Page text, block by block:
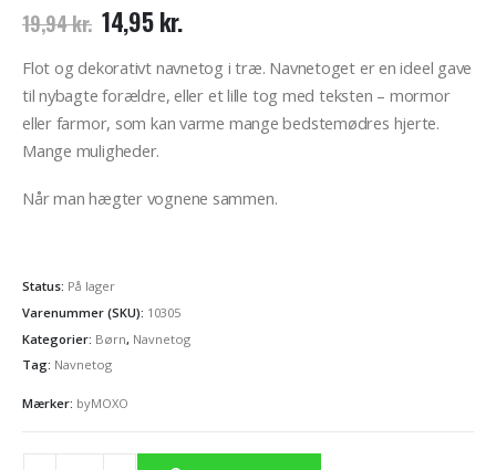
19,94kr. Den
oprindelige
pris
var:
19,94 kr..
14,95kr.Den
aktuelle
pris
er:
14,95 kr..
Flot og dekorativt navnetog i træ. Navnetoget er en ideel gave
til nybagte forældre, eller et lille tog med teksten – mormor
eller farmor, som kan varme mange bedstemødres hjerte.
Mange muligheder.
Når man hægter vognene sammen.
Status: På lager
Varenummer (SKU): 10305
Kategorier: Børn, Navnetog
Tag: Navnetog
Mærker: byMOXO